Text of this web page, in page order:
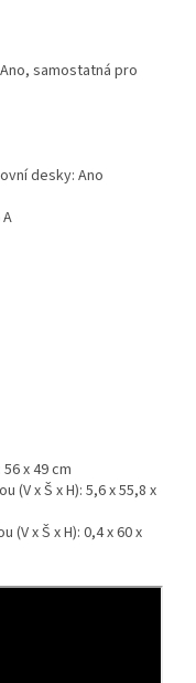
Ano, samostatná pro
desky: Ano
56 x 49 cm
(V x Š x H):5,6 x 55,8 x
(V x Š x H): 0,4 x 60 x